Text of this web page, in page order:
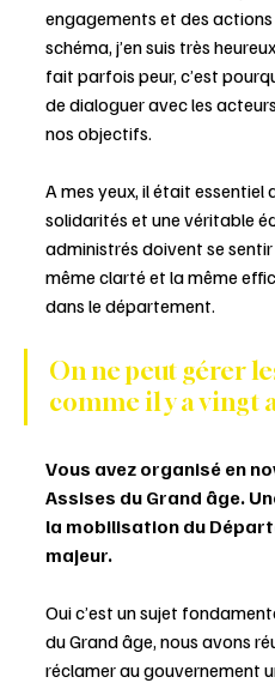
engagements et des
schéma, j’en suis très
fait parfois peur, c’est
de dialoguer avec les
nos objectifs.
A mes yeux, il était essentiel
solidarités et une véritable
administrés doivent se
même clarté et la même
dans le département.
On ne peut gérer
comme il y a vingt
Vous avez organisé en
Assises du Grand âge.
la mobilisation du
majeur.
Oui c’est un sujet
du Grand âge, nous avons
réclamer au gouvernement